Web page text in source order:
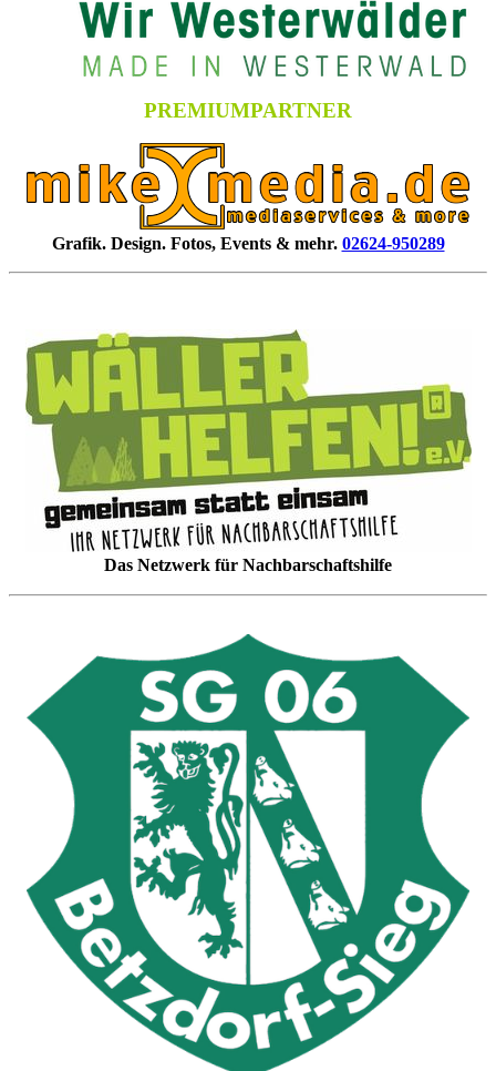
PREMIUMPARTNER
Grafik. Design. Fotos, Events & mehr. 02624-950289
Das Netzwerk für Nachbarschaftshilfe